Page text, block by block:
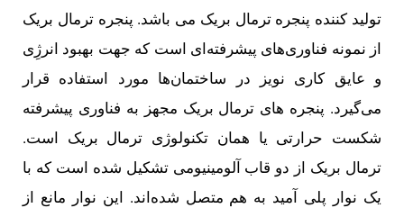
تولید کننده پنجره ترمال بریک می باشد. پنجره ترمال بریک
از نمونه فناوری‌های پیشرفته‌ای است که جهت بهبود انرژِی
و عایق کاری نویز در ساختمان‌ها مورد استفاده قرار
می‌گیرد. پنجره های ترمال بریک مجهز به فناوری پیشرفته
شکست حرارتی یا همان تکنولوژی ترمال بریک است.
ترمال بریک از دو قاب آلومینیومی تشکیل شده است که با
یک نوار پلی آمید به هم متصل شده‌اند. این نوار مانع از